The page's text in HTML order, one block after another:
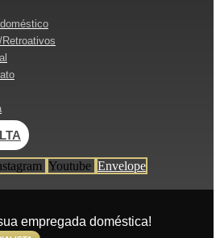
Youtube Envelope
empregada doméstica!